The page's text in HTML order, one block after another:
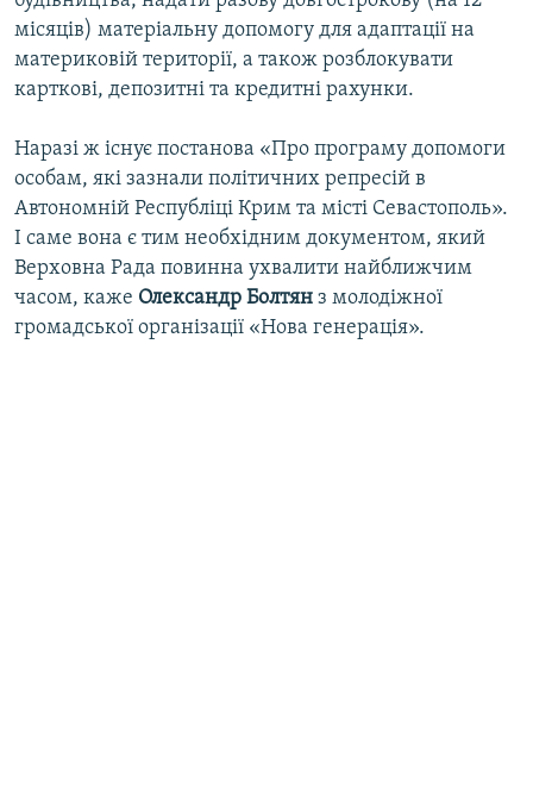
місяців) матеріальну допомогу для адаптації на
материковій території, а також розблокувати
карткові, депозитні та кредитні рахунки.
Наразі ж існує постанова «Про програму допомоги
особам, які зазнали політичних репресій в
Автономній Республіці Крим та місті Севастополь».
І саме вона є тим необхідним документом, який
Верховна Рада повинна ухвалити найближчим
часом, каже Олександр Болтян з молодіжної
громадської організації «Нова генерація».